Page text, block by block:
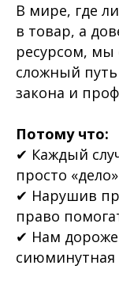
В мире, где
в товар, а
ресурсом,
сложный
закона и
Потому что:
✔ Каждый
просто «дело»
✔ Нарушив
право
✔ Нам
сиюминутная